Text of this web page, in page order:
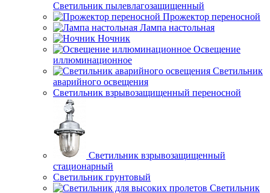
Светильник пылевлагозащищенный
Прожектор переносной
Лампа настольная
Ночник
Освещение
иллюминационное
Светильник
аварийного освещения
Светильник взрывозащищенный переносной
Светильник взрывозащищенный
стационарный
Светильник грунтовый
Светильник